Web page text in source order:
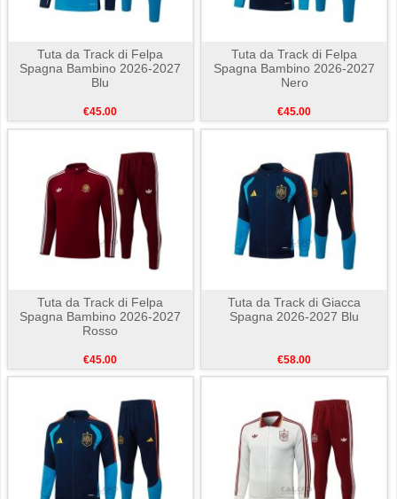
Tuta da Track di Felpa
Spagna Bambino 2026-2027
Blu
€45.00
Tuta da Track di Felpa
Spagna Bambino 2026-2027
Nero
€45.00
Tuta da Track di Felpa
Spagna Bambino 2026-2027
Rosso
€45.00
Tuta da Track di Giacca
Spagna 2026-2027 Blu
€58.00